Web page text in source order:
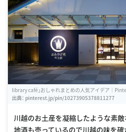
library café」おしゃれまとめの人気アイデア｜
出典： pinterest.jp/pin/10273905378811277
川越のお土産を凝縮したような素敵
地酒も売っているので川越の味を